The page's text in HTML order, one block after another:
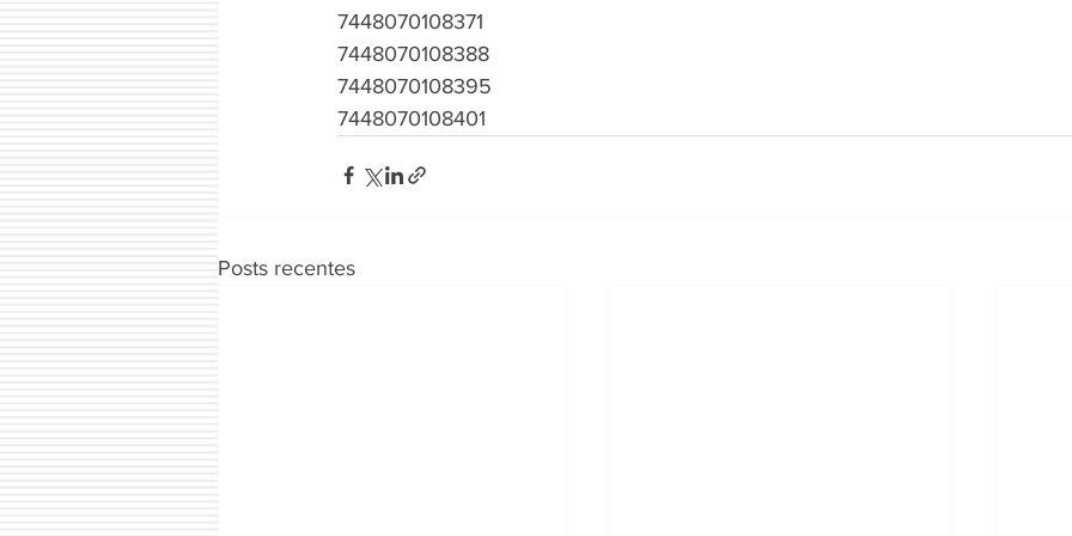
7448070108371
7448070108388
7448070108395
7448070108401
Posts recentes